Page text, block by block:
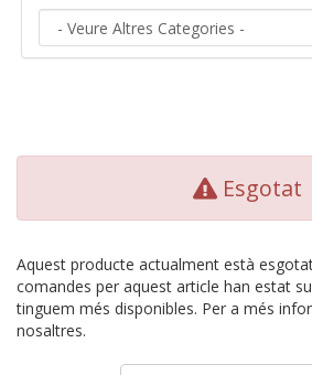
Esgotat
Aquest producte actualment està
comandes per aquest article han estat
tinguem més disponibles. Per a més
nosaltres.